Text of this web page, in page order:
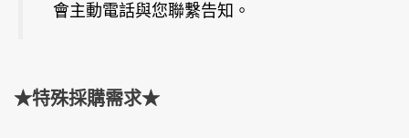
會主動電話與您聯繫告知。
★特殊採購需求★